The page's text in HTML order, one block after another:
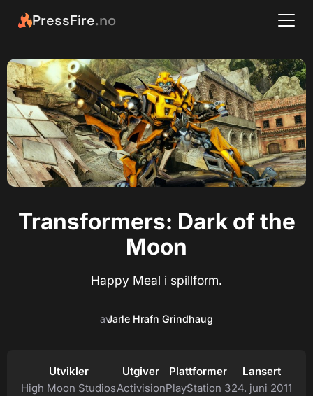
PressFire.no
Transformers: Dark of the
Moon
Happy Meal i spillform.
avJarle Hrafn Grindhaug
Utvikler
High Moon Studios
Utgiver
Activision
Plattformer
PlayStation 3
Lansert
24. juni 2011